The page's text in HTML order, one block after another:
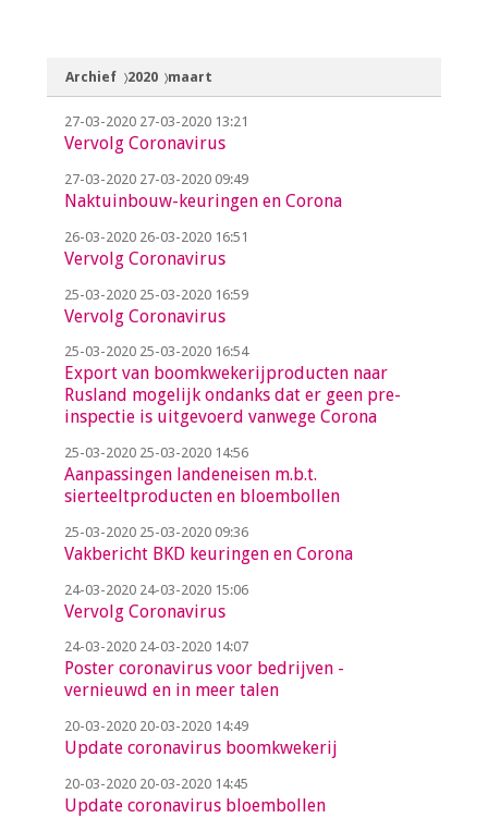
Archief 2020 maart
27-03-202027-03-2020 13:21
Vervolg Coronavirus
27-03-202027-03-2020 09:49
Naktuinbouw-keuringen en Corona
26-03-202026-03-2020 16:51
Vervolg Coronavirus
25-03-202025-03-2020 16:59
Vervolg Coronavirus
25-03-202025-03-2020 16:54
Export van boomkwekerijproducten naar
Rusland mogelijk ondanks dat er geen pre-
inspectie is uitgevoerd vanwege Corona
25-03-202025-03-2020 14:56
Aanpassingen landeneisen m.b.t.
sierteeltproducten en bloembollen
25-03-202025-03-2020 09:36
Vakbericht BKD keuringen en Corona
24-03-202024-03-2020 15:06
Vervolg Coronavirus
24-03-202024-03-2020 14:07
Poster coronavirus voor bedrijven -
vernieuwd en in meer talen
20-03-202020-03-2020 14:49
Update coronavirus boomkwekerij
20-03-202020-03-2020 14:45
Update coronavirus bloembollen